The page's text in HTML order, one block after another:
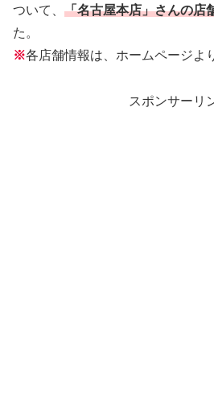
ついて、 「名古屋本店」さんの店
た。
※各店舗情報は、ホームページよ
スポンサーリ